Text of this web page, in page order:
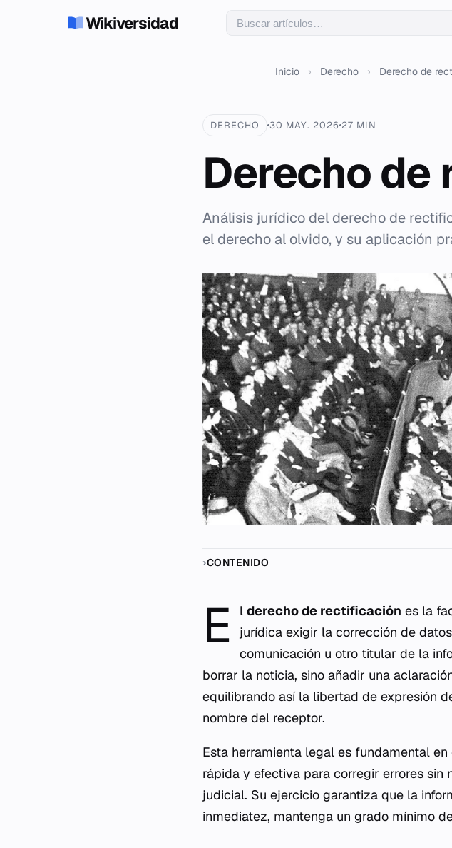
Wikiversidad
Inicio › Derecho › Derecho de
DERECHO 30 MAY. 2026 27 MIN
Derecho
Análisis jurídico del derecho de
el derecho al olvido, y su aplicación
CONTENIDO
E lderecho de rectificación es la
jurídica exigir la corrección de
comunicación u otro titular de la
borrar la noticia, sino añadir una
equilibrando así la libertad de expresión
nombre del receptor.
Esta herramienta legal es fundamental
rápida y efectiva para corregir errores
judicial. Su ejercicio garantiza que la
inmediatez, mantenga un grado mínimo